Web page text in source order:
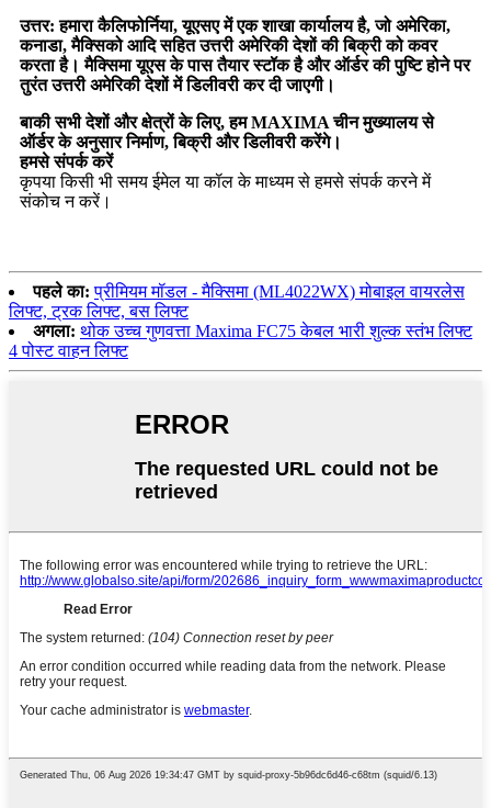
उत्तर: हमारा कैलिफोर्निया, यूएसए में एक शाखा कार्यालय है, जो अमेरिका,
कनाडा, मैक्सिको आदि सहित उत्तरी अमेरिकी देशों की बिक्री को कवर
करता है। मैक्सिमा यूएस के पास तैयार स्टॉक है और ऑर्डर की पुष्टि होने पर
तुरंत उत्तरी अमेरिकी देशों में डिलीवरी कर दी जाएगी।
बाकी सभी देशों और क्षेत्रों के लिए, हम MAXIMA चीन मुख्यालय से
ऑर्डर के अनुसार निर्माण, बिक्री और डिलीवरी करेंगे।
हमसे संपर्क करें
कृपया किसी भी समय ईमेल या कॉल के माध्यम से हमसे संपर्क करने में
संकोच न करें।
पहले का: प्रीमियम मॉडल - मैक्सिमा (ML4022WX) मोबाइल वायरलेस
लिफ्ट, ट्रक लिफ्ट, बस लिफ्ट
अगला: थोक उच्च गुणवत्ता Maxima FC75 केबल भारी शुल्क स्तंभ लिफ्ट
4 पोस्ट वाहन लिफ्ट